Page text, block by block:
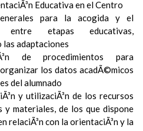
Educativa en el Centro
para la acogida y el
entre etapas educativas,
las adaptaciones
de procedimientos para
los datos acadÃ©micos
del alumnado
y utilizaciÃ³n de los recursos
y materiales, de los que dispone
relaciÃ³n con la orientaciÃ³n y la